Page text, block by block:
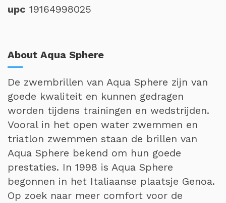
upc 19164998025
About Aqua Sphere
De zwembrillen van Aqua Sphere zijn van
goede kwaliteit en kunnen gedragen
worden tijdens trainingen en wedstrijden.
Vooral in het open water zwemmen en
triatlon zwemmen staan de brillen van
Aqua Sphere bekend om hun goede
prestaties. In 1998 is Aqua Sphere
begonnen in het Italiaanse plaatsje Genoa.
Op zoek naar meer comfort voor de